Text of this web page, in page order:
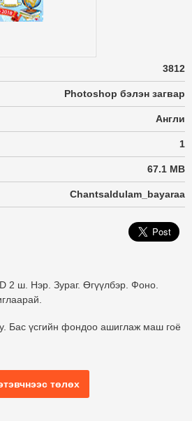
3812
Photoshop бэлэн загвар
Англи
1
67.1 MB
Chantsaldulam_bayaraa
2 ш. Нэр. Зураг. Өгүүлбэр. Фоно.
Бас үсгийн фондоо ашиглаж маш гоё
төлөх